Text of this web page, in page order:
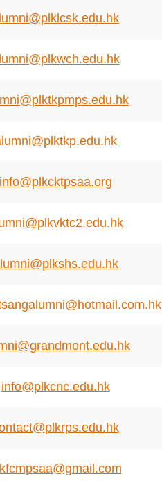
info@plkcktpsaa.org
info@plkcnc.edu.hk